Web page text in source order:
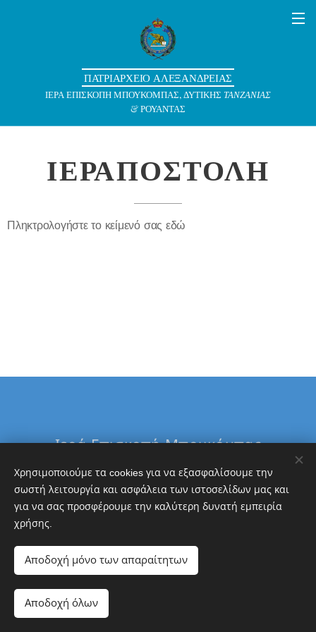
ΠΑΤΡΙΑΡΧΕΙΟ ΑΛΕΞΑΝΔΡΕΙΑΣ
ΙΕΡΑ ΕΠΙΣΚΟΠΗ ΜΠΟΥΚΟΜΠΑΣ, ΔΥΤΙΚΗΣ ΤΑΝΖΑΝΙΑΣ
& ΡΟΥΑΝΤΑΣ
ΙΕΡΑΠΟΣΤΟΛΗ
Πληκτρολογήστε το κείμενό σας εδώ
Ιερά Επισκοπή Μπουκόμπας
&
Δ. Τανζανίας
Εθνική Τράπεζα
Cookies
Χρησιμοποιούμε τα cookies για να εξασφαλίσουμε την
σωστή λειτουργία και ασφάλεια των ιστοσελίδων μας και
για να σας προσφέρουμε την καλύτερη δυνατή εμπειρία
χρήσης.
Αποδοχή μόνο των απαραίτητων
Αποδοχή όλων